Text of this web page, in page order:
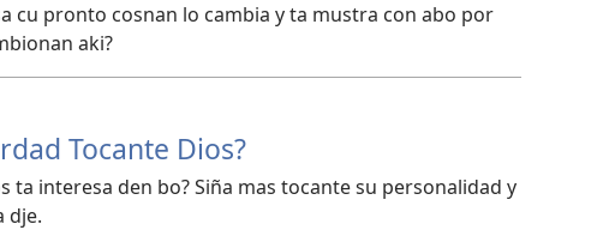
cu pronto cosnan lo cambia y ta mustra con abo por
aki?
Tocante Dios?
ta interesa den bo? Siña mas tocante su personalidad y
dje.